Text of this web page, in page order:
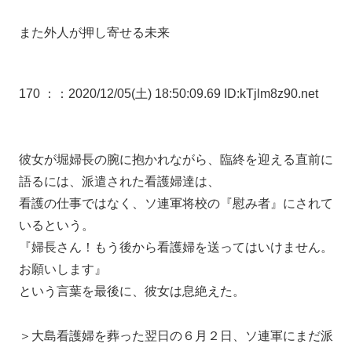
また外人が押し寄せる未来
170 ： ：2020/12/05(土) 18:50:09.69 ID:kTjlm8z90.net
彼女が堀婦長の腕に抱かれながら、臨終を迎える直前に
語るには、派遣された看護婦達は、
看護の仕事ではなく、ソ連軍将校の『慰み者』にされて
いるという。
『婦長さん！もう後から看護婦を送ってはいけません。
お願いします』
という言葉を最後に、彼女は息絶えた。
＞大島看護婦を葬った翌日の６月２日、ソ連軍にまだ派